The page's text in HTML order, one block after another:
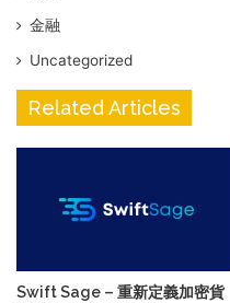
金融
Uncategorized
Related Articles
Swift Sage – 重新定義加密貨